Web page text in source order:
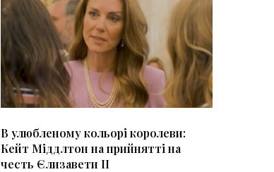
В улюбленому кольорі королеви:
Кейт Міддлтон на прийнятті на
честь Єлизавети II